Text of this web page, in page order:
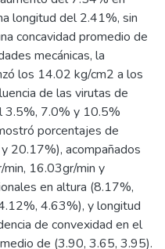
longitud del 2.41%, sin
concavidad promedio de
mecánicas, la
los 14.02 kg/cm2 a los
de las virutas de
3.5%, 7.0% y 10.5%
porcentajes de
20.17%), acompañados
16.03gr/min y
en altura (8.17%,
4.63%), y longitud
de convexidad en el
de (3.90, 3.65, 3.95).